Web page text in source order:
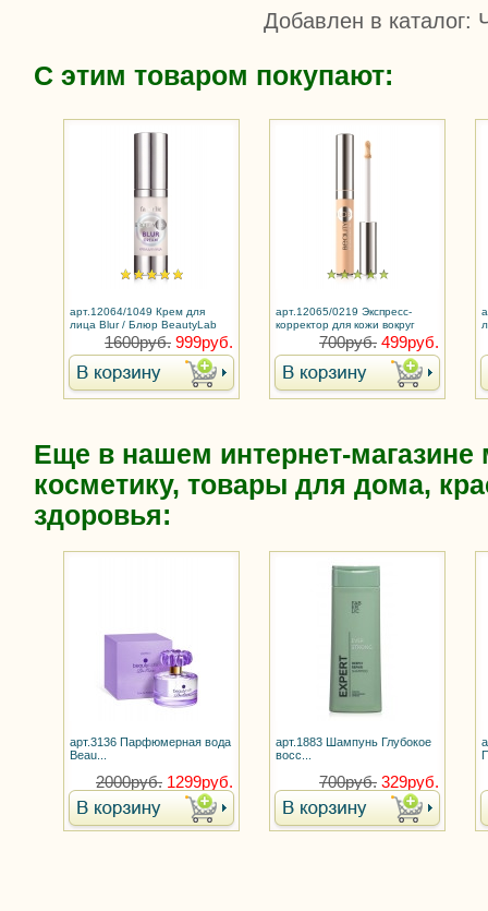
Добавлен в каталог:
С этим товаром покупают:
арт.12064/1049 Крем для
лица Blur / Блюр BeautyLab
1600руб. 999руб.
арт.12065/0219 Экспресс-
корректор для кожи вокруг
глаз Beauty Lab
700руб. 499руб.
Еще в нашем интернет-магазине
косметику, товары для дома,
здоровья:
арт.3136 Парфюмерная вода
Beau...
2000руб. 1299руб.
арт.1883 Шампунь Глубокое
восс...
700руб. 329руб.